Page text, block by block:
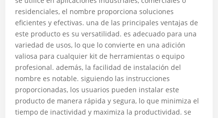
residenciales, el nombre proporciona soluciones
eficientes y efectivas. una de las principales ventajas de
este producto es su versatilidad. es adecuado para una
variedad de usos, lo que lo convierte en una adición
valiosa para cualquier kit de herramientas o equipo
profesional. además, la facilidad de instalación del
nombre es notable. siguiendo las instrucciones
proporcionadas, los usuarios pueden instalar este
producto de manera rápida y segura, lo que minimiza el
tiempo de inactividad y maximiza la productividad. se